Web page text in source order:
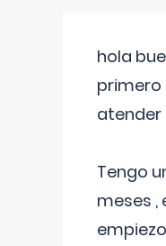
hola
primero
atender
Tengo
meses ,